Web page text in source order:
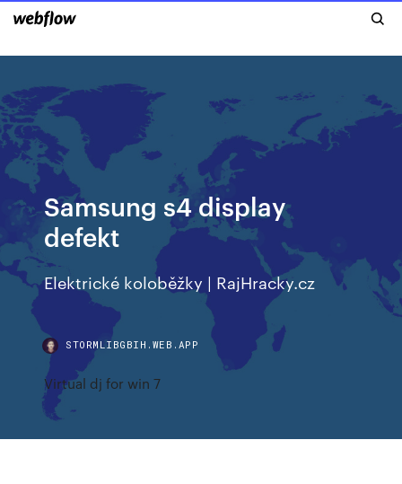
Samsung s4 display
defekt
Elektrické koloběžky | RajHracky.cz
STORMLIBGBIH.WEB.APP
Virtual dj for win 7